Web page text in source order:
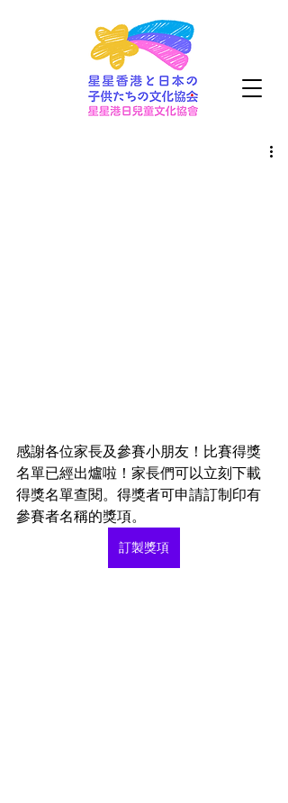
感謝各位家長及參賽小朋友！比賽得獎
名單已經出爐啦！家長們可以立刻下載
得獎名單查閱。得獎者可申請訂制印有
參賽者名稱的獎項。
訂製獎項